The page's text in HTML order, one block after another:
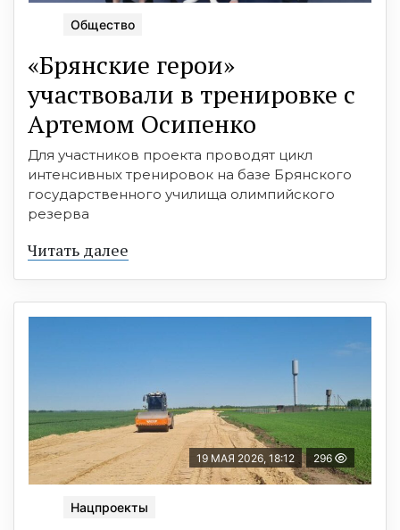
Общество
«Брянские герои»
участвовали в тренировке с
Артемом Осипенко
Для участников проекта проводят цикл
интенсивных тренировок на базе Брянского
государственного училища олимпийского
резерва
Читать далее
19 МАЯ 2026, 18:12 296
Нацпроекты